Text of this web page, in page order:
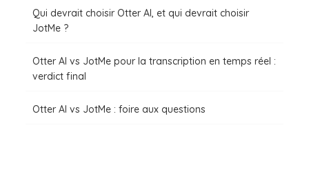
Qui devrait choisir Otter AI, et qui devrait choisir
JotMe ?
Otter AI vs JotMe pour la transcription en temps réel :
verdict final
Otter AI vs JotMe : foire aux questions